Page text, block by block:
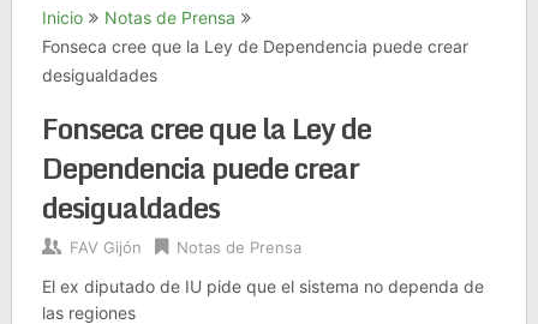
Inicio
Notas de Prensa
Fonseca cree que la Ley de Dependencia puede crear
desigualdades
Fonseca cree que la Ley de
Dependencia puede crear
desigualdades
FAV Gijón Notas de Prensa
El ex diputado de IU pide que el sistema no dependa de
las regiones